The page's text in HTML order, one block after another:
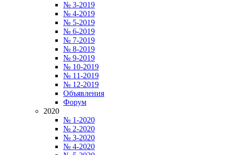
№ 3-2019
№ 4-2019
№ 5-2019
№ 6-2019
№ 7-2019
№ 8-2019
№ 9-2019
№ 10-2019
№ 11-2019
№ 12-2019
Объявления
Форум
2020
№ 1-2020
№ 2-2020
№ 3-2020
№ 4-2020